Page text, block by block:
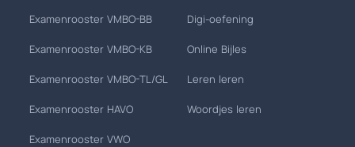
Examenrooster VMBO-BB
Examenrooster VMBO-KB
Examenrooster VMBO-TL/GL
Examenrooster HAVO
Examenrooster VWO
Digi-oefening
Online Bijles
Leren leren
Woordjes leren